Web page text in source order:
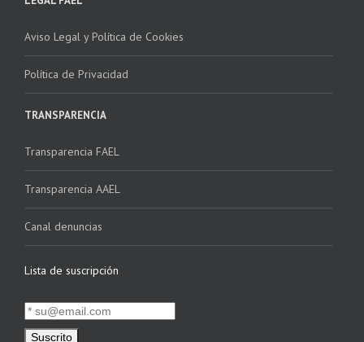
Aviso Legal y Política de Cookies
Política de Privacidad
TRANSPARENCIA
Transparencia FAEL
Transparencia AAEL
Canal denuncias
Lista de suscripción